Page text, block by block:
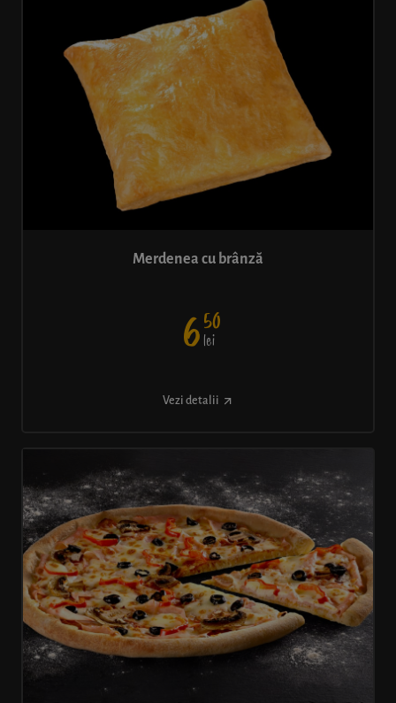
Merdenea cu brânză
650
lei
Vezi detalii